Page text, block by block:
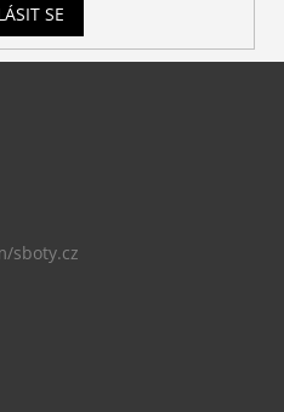
SE
sboty.cz